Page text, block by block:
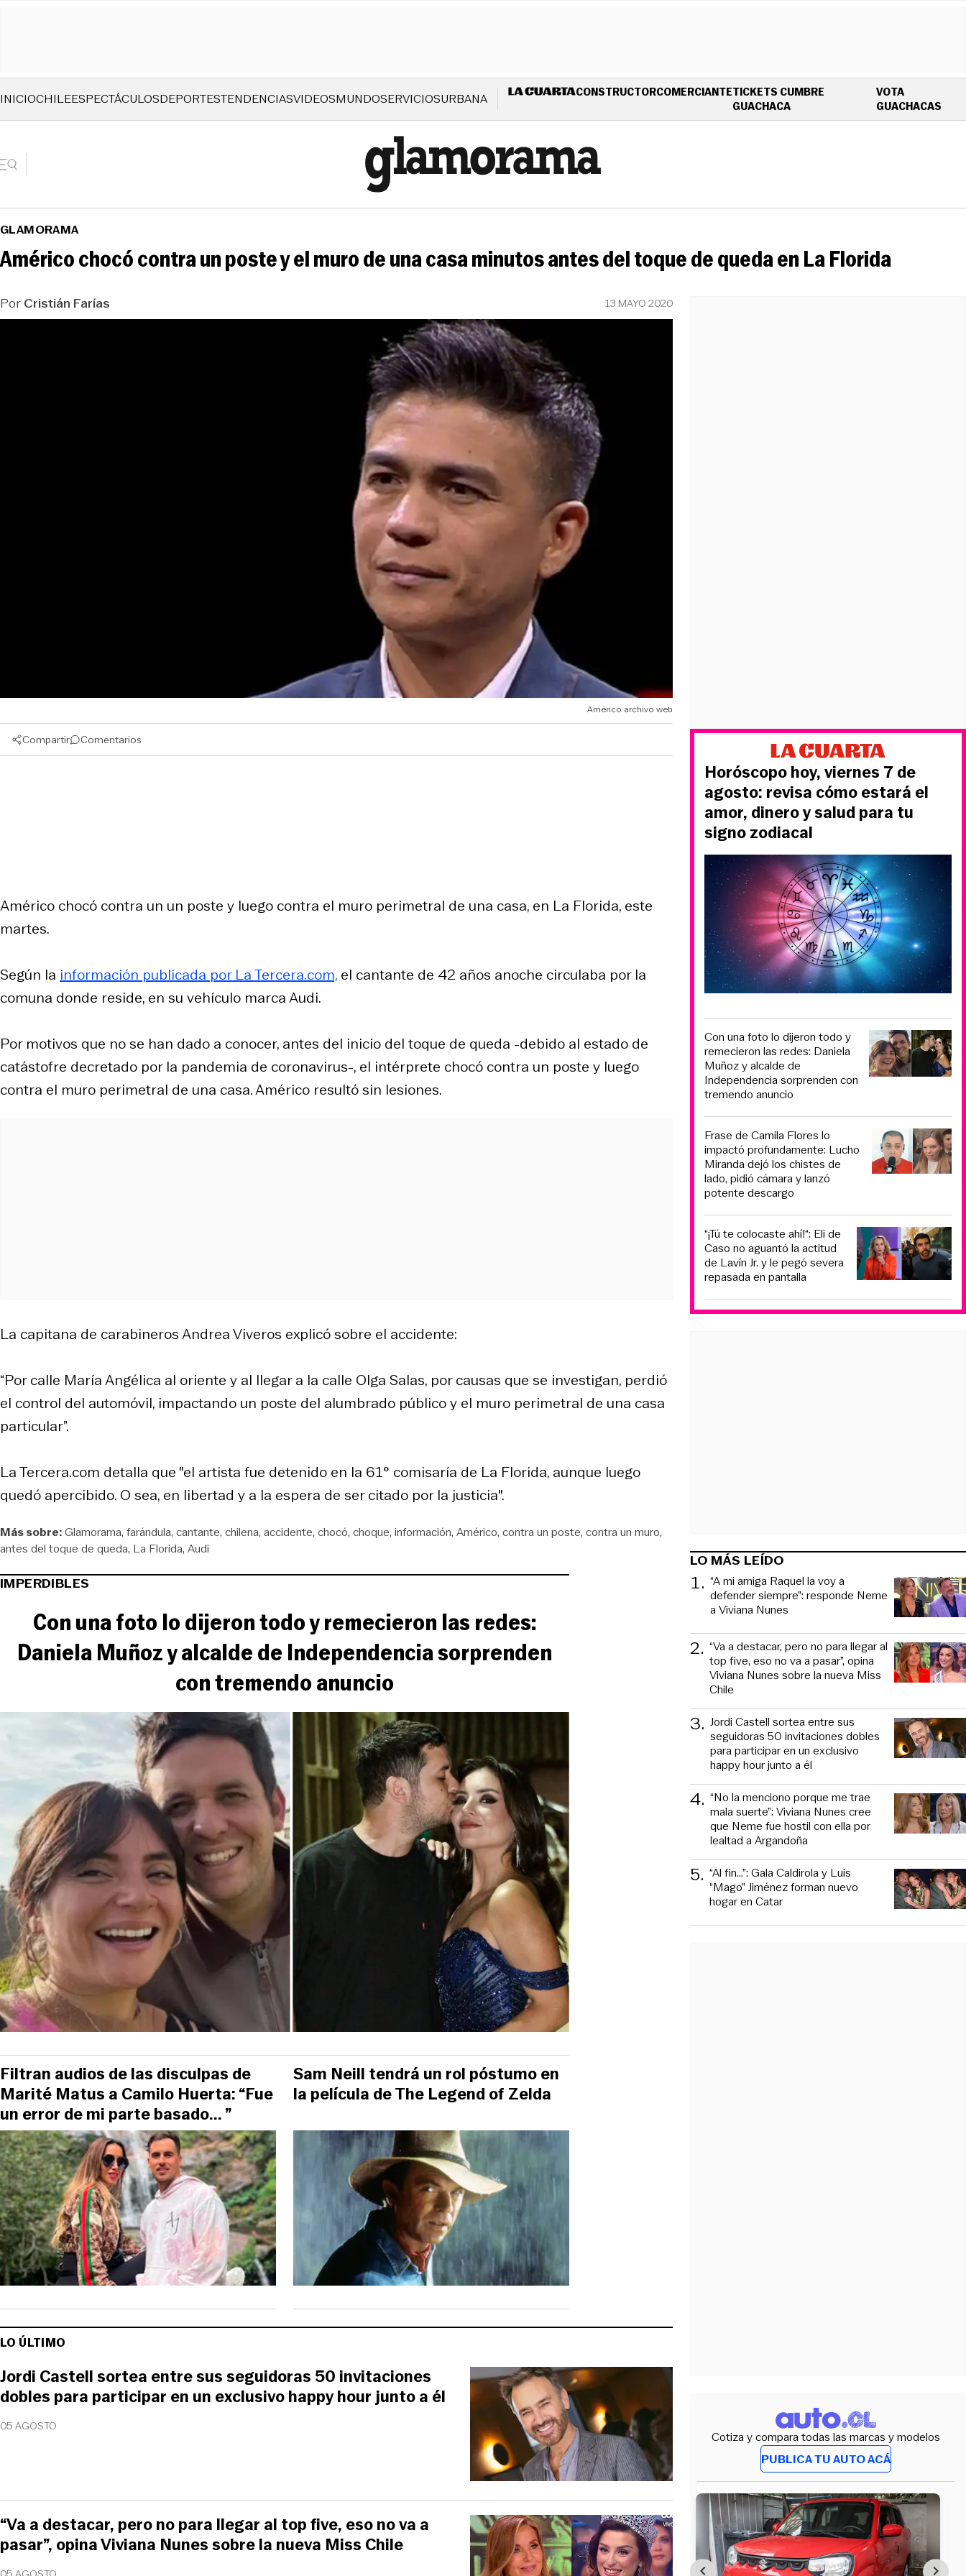
INICIOCHILEESPECTÁCULOSDEPORTESTENDENCIASVIDEOSMUNDOSERVICIOSURBANA CONSTRUCTORCOMERCIANTETICKETS CUMBRE
GUACHACAOPENS IN NEW WINDOW
VOTA
GUACHACAS
GLAMORAMA
Américo chocó contra un poste y el muro de una casa minutos antes del toque de queda en La Florida
PorCristián Farías 13 MAYO 2020
Américo archivo web
Compartir Comentarios
Américo chocó contra un un poste y luego contra el muro perimetral de una casa, en La Florida, este
martes.
Según la información publicada por La Tercera.com, el cantante de 42 años anoche circulaba por la
comuna donde reside, en su vehículo marca Audi.
Por motivos que no se han dado a conocer, antes del inicio del toque de queda -debido al estado de
catástofre decretado por la pandemia de coronavirus-, el intérprete chocó contra un poste y luego
contra el muro perimetral de una casa. Américo resultó sin lesiones.
La capitana de carabineros Andrea Viveros explicó sobre el accidente:
“Por calle María Angélica al oriente y al llegar a la calle Olga Salas, por causas que se investigan, perdió
el control del automóvil, impactando un poste del alumbrado público y el muro perimetral de una casa
particular”.
La Tercera.com detalla que "el artista fue detenido en la 61° comisaría de La Florida, aunque luego
quedó apercibido. O sea, en libertad y a la espera de ser citado por la justicia".
Más sobre:Glamorama farándula cantante chilena accidente chocó choque información Américo contra un poste contra un muro
antes del toque de queda La Florida Audi
IMPERDIBLES
Con una foto lo dijeron todo y remecieron las redes:
Daniela Muñoz y alcalde de Independencia sorprenden
con tremendo anuncio
Filtran audios de las disculpas de
Marité Matus a Camilo Huerta: “Fue
un error de mi parte basado... ”
Sam Neill tendrá un rol póstumo en
la película de The Legend of Zelda
LO ÚLTIMO
05 AGOSTO
Jordi Castell sortea entre sus seguidoras 50 invitaciones
dobles para participar en un exclusivo happy hour junto a él
“Va a destacar, pero no para llegar al top five, eso no va a
pasar”, opina Viviana Nunes sobre la nueva Miss Chile
Horóscopo hoy, viernes 7 de
agosto: revisa cómo estará el
amor, dinero y salud para tu
signo zodiacal
Con una foto lo dijeron todo y
remecieron las redes: Daniela
Muñoz y alcalde de
Independencia sorprenden con
tremendo anuncio
Frase de Camila Flores lo
impactó profundamente: Lucho
Miranda dejó los chistes de
lado, pidió cámara y lanzó
potente descargo
“¡Tú te colocaste ahí!“: Eli de
Caso no aguantó la actitud
de Lavín Jr. y le pegó severa
repasada en pantalla
LO MÁS LEÍDO
1. “A mi amiga Raquel la voy a
defender siempre”: responde Neme
a Viviana Nunes
2. “Va a destacar, pero no para llegar al
top five, eso no va a pasar”, opina
Viviana Nunes sobre la nueva Miss
Chile
3. Jordi Castell sortea entre sus
seguidoras 50 invitaciones dobles
para participar en un exclusivo
happy hour junto a él
4. “No la menciono porque me trae
mala suerte”: Viviana Nunes cree
que Neme fue hostil con ella por
lealtad a Argandoña
5. “Al fin…”: Gala Caldirola y Luis
“Mago” Jiménez forman nuevo
hogar en Catar
Cotiza y compara todas las marcas y modelos
PUBLICA TU AUTO ACÁ